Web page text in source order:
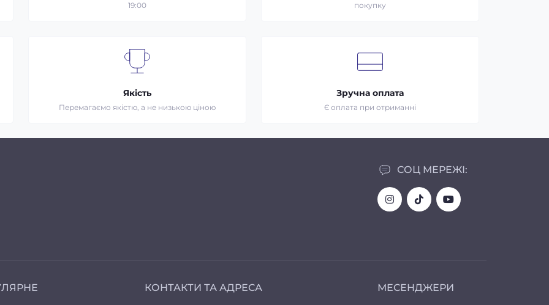
19:00
покупку
Якість
Перемагаємо якістю, а не низькою ціною
Зручна оплата
Є оплата при отриманні
СОЦ МЕРЕЖІ:
КОНТАКТИ ТА АДРЕСА МЕСЕНДЖЕРИ